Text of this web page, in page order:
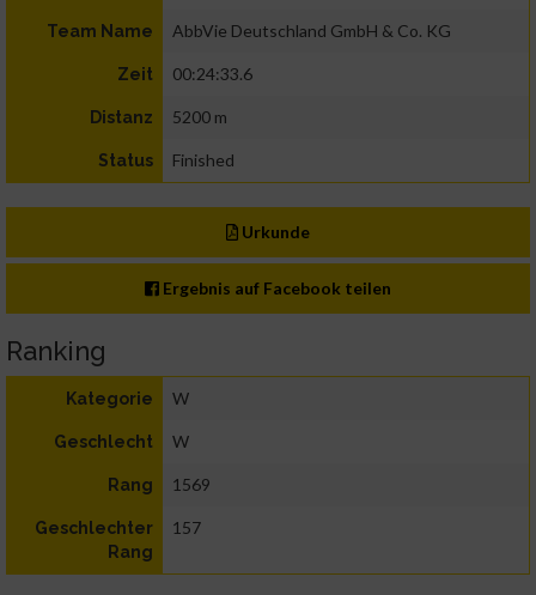
Team Name AbbVie Deutschland GmbH & Co. KG
Zeit 00:24:33.6
Distanz 5200 m
Status Finished
Urkunde
Ergebnis auf Facebook teilen
Ranking
Kategorie W
Geschlecht W
Rang 1569
Geschlechter
Rang
157